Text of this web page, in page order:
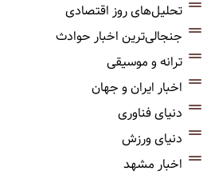
تحلیل‌های روز اقتصادی
جنجالی‌ترین اخبار حوادث
ترانه و موسیقی
اخبار ایران و جهان
دنیای فناوری
دنیای ورزش
اخبار مشهد